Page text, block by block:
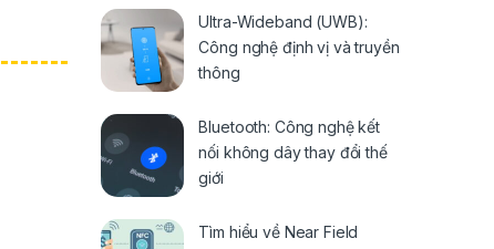
Ultra-Wideband (UWB):
Công nghệ định vị và truyền
thông
Bluetooth: Công nghệ kết
nối không dây thay đổi thế
giới
Tìm hiểu về Near Field